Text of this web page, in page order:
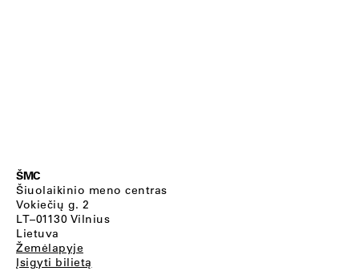
ŠMC
Šiuolaikinio meno centras
Vokiečių g. 2
LT–01130 Vilnius
Lietuva
Žemėlapyje
Įsigyti bilietą